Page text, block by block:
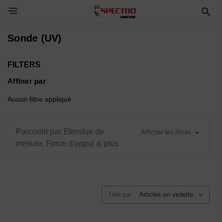
Toggle Navigation Menu
Sonde (UV)
FILTERS
Affiner par
Aucun filtre appliqué
Parcourir par Etendue de
mesure, Force d'appui & plus
Afficher les filtres
Trier par :